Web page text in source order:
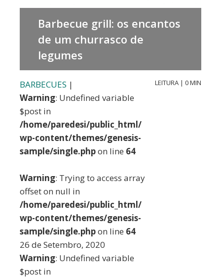
Barbecue grill: os encantos
de um churrasco de
legumes
BARBECUES |
Warning: Undefined variable
$post in
/home/paredesi/public_html/
wp-content/themes/genesis-
sample/single.phpon line 64
Warning: Trying to access array
offset on null in
/home/paredesi/public_html/
wp-content/themes/genesis-
sample/single.phpon line 64
26 de Setembro, 2020
Warning: Undefined variable
$post in
LEITURA | 0 MIN